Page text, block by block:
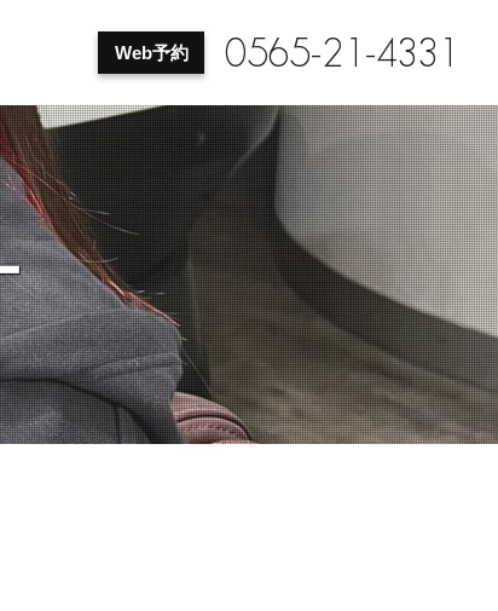
Web予約 0565-21-4331